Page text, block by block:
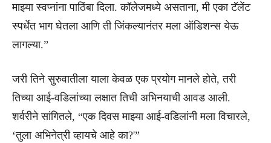
माझ्या स्वप्नांना पाठिंबा दिला. कॉलेजमध्ये असताना, मी एका टॅलेंट
स्पर्धेत भाग घेतला आणि ती जिंकल्यानंतर मला ऑडिशन्स येऊ
लागल्या.”
जरी तिने सुरुवातीला याला केवळ एक प्रयोग मानले होते, तरी
तिच्या आई-वडिलांच्या लक्षात तिची अभिनयाची आवड आली.
शर्वरीने सांगितले, “एक दिवस माझ्या आई-वडिलांनी मला विचारले,
‘तुला अभिनेत्री व्हायचे आहे का?'”